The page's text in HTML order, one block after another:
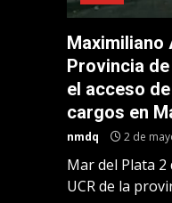
Maximiliano
Provincia
el acceso
cargos en
nmdq 2 de
Mar del Plata 2
UCR de la